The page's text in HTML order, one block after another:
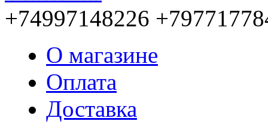
+74997148226
О магазине
Оплата
Доставка